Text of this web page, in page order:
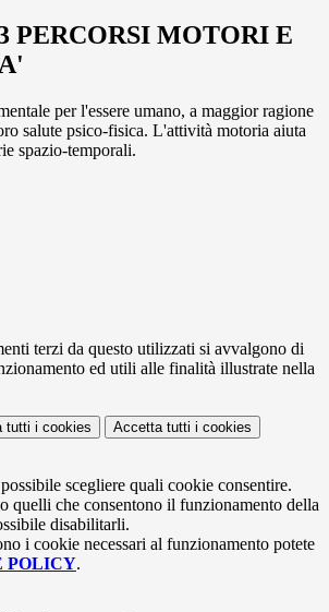
PERCORSI MOTORI E
per l'essere umano, a maggior ragione
salute psico-fisica. L'attività motoria aiuta
spazio-temporali.
terzi da questo utilizzati si avvalgono di
ed utili alle finalità illustrate nella
tutti i cookies Accetta tutti i cookies
scegliere quali cookie consentire.
quelli che consentono il funzionamento della
disabilitarli.
i cookie necessari al funzionamento potete
POLICY.